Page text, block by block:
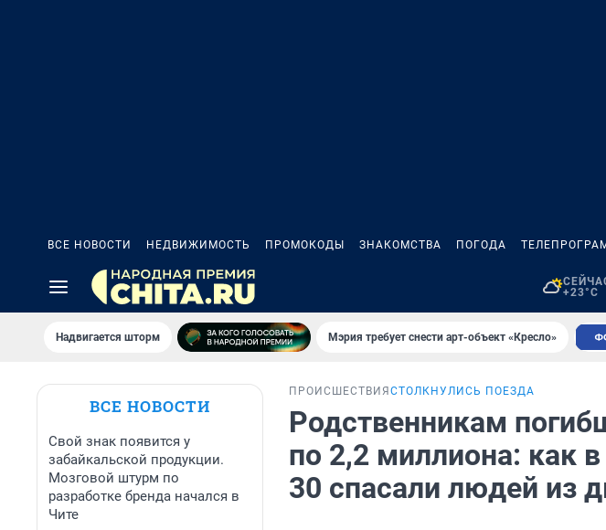
ВСЕ НОВОСТИ НЕДВИЖИМОСТЬ ПРОМОКОДЫ ЗНАКОМСТВА ПОГОДА
+23°C
Надвигается шторм Мэрия требует снести арт-объект «Кресло»
ВСЕ НОВОСТИ
Свой знак появится у
забайкальской продукции.
Мозговой штурм по
разработке бренда начался в
Чите
ПРОИСШЕСТВИЯ СТОЛКНУЛИСЬ ПОЕЗДА
Родственникам
по 2,2 миллиона: как
30 спасали людей из